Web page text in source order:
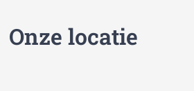
Onze locatie